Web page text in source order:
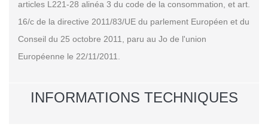
articles L221-28 alinéa 3 du code de la consommation, et art.
16/c de la directive 2011/83/UE du parlement Européen et du
Conseil du 25 octobre 2011, paru au Jo de l'union
Européenne le 22/11/2011.
INFORMATIONS TECHNIQUES